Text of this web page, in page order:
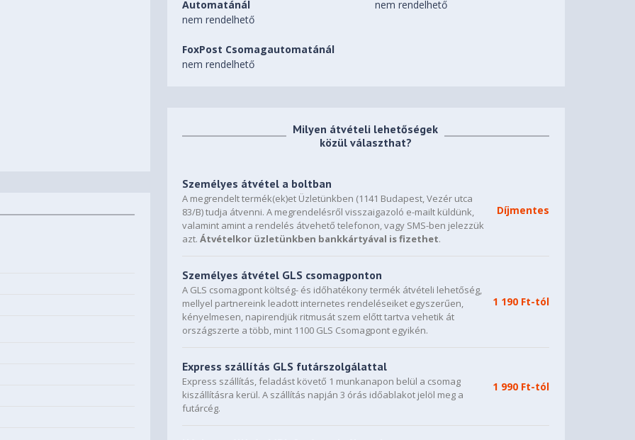
Automatánál
nem rendelhető
nem rendelhető
FoxPost Csomagautomatánál
nem rendelhető
Milyen átvételi lehetőségek
közül választhat?
Személyes átvétel a boltban
A megrendelt termék(ek)et Üzletünkben (1141 Budapest, Vezér utca
83/B) tudja átvenni. A megrendelésről visszaigazoló e-mailt küldünk,
valamint amint a rendelés átvehető telefonon, vagy SMS-ben jelezzük
azt.Átvételkor üzletünkben bankkártyával is fizethet.
Díjmentes
Személyes átvétel GLS csomagponton
A GLS csomagpont költség- és időhatékony termék átvételi lehetőség,
mellyel partnereink leadott internetes rendeléseiket egyszerűen,
kényelmesen, napirendjük ritmusát szem előtt tartva vehetik át
országszerte a több, mint 1100 GLS Csomagpont egyikén.
1 190 Ft-tól
Express szállítás GLS futárszolgálattal
Express szállítás, feladást követő 1 munkanapon belül a csomag
kiszállításra kerül. A szállítás napján 3 órás időablakot jelöl meg a
futárcég.
1 990 Ft-tól